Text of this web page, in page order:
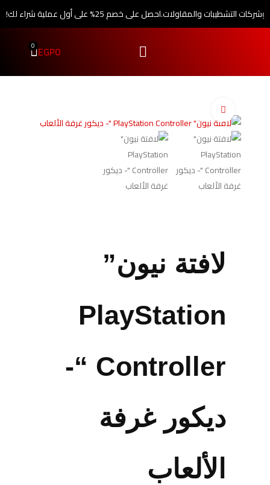
احصل على خصم 25% على أول عملية شراء لك!التشطيبات والمقاولات.
EGP0
0
لافتة نيون”
PlayStation
Controller “-
ديكور غرفة
الألعاب